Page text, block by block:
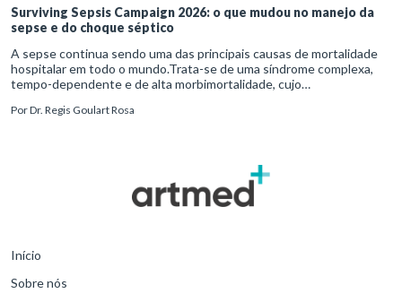
Surviving Sepsis Campaign 2026: o que mudou no manejo da
sepse e do choque séptico
A sepse continua sendo uma das principais causas de mortalidade
hospitalar em todo o mundo.Trata-se de uma síndrome complexa,
tempo-dependente e de alta morbimortalidade, cujo
para o desfe
PorDr. Regis Goulart Rosa
Início
Sobre nós